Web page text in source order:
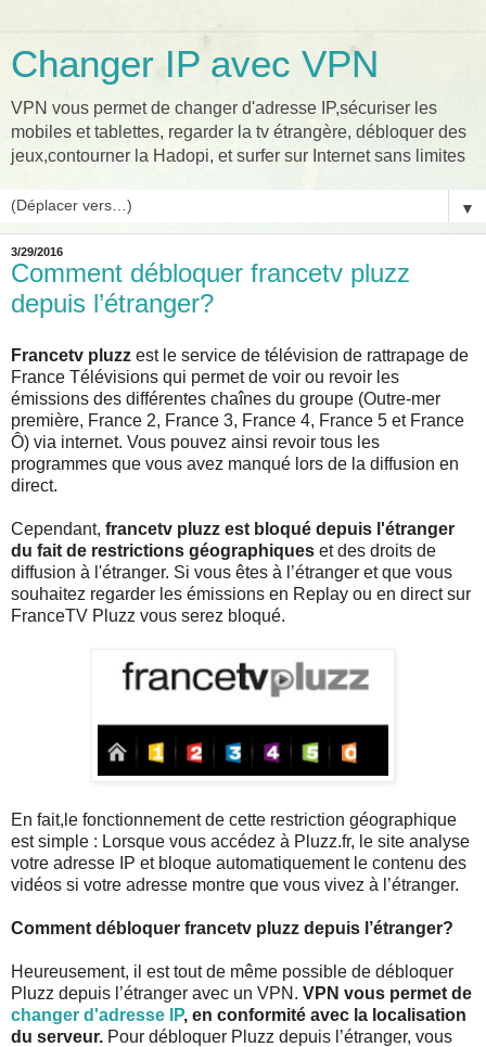
Changer IP avec VPN
VPN vous permet de changer d'adresse IP,sécuriser les
mobiles et tablettes, regarder la tv étrangère, débloquer des
jeux,contourner la Hadopi, et surfer sur Internet sans limites
▼
3/29/2016
Comment débloquer francetv pluzz
depuis l’étranger?
Francetv pluzz est le service de télévision de rattrapage de
France Télévisions qui permet de voir ou revoir les
émissions des différentes chaînes du groupe (Outre-mer
première, France 2, France 3, France 4, France 5 et France
Ô) via internet. Vous pouvez ainsi revoir tous les
programmes que vous avez manqué lors de la diffusion en
direct.
Cependant, francetv pluzz est bloqué depuis l'étranger
du fait de restrictions géographiques et des droits de
diffusion à l'étranger. Si vous êtes à l’étranger et que vous
souhaitez regarder les émissions en Replay ou en direct sur
FranceTV Pluzz vous serez bloqué.
En fait,le fonctionnement de cette restriction géographique
est simple : Lorsque vous accédez à Pluzz.fr, le site analyse
votre adresse IP et bloque automatiquement le contenu des
vidéos si votre adresse montre que vous vivez à l’étranger.
Comment débloquer francetv pluzz depuis l’étranger?
Heureusement, il est tout de même possible de débloquer
Pluzz depuis l’étranger avec un VPN. VPN vous permet de
changer d'adresse IP, en conformité avec la localisation
du serveur. Pour débloquer Pluzz depuis l’étranger, vous